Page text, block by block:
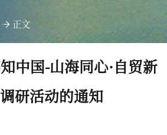
正文
中国-山海同心·自贸新
研活动的通知